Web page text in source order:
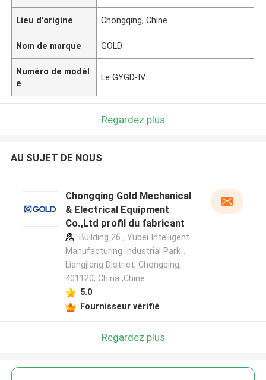
Lieu d'origine Chongqing, Chine
Nom de marque GOLD
Numéro de modèl
e
Le GYGD-IV
Regardez plus
AU SUJET DE NOUS
Chongqing Gold Mechanical
& Electrical Equipment
Co.,Ltd profil du fabricant
Building 26 , Yubei Intelligent
Manufacturing Industrial Park，
Liangjiang District, Chongqing,
401120, China ,Chine
5.0
Fournisseur vérifié
Regardez plus